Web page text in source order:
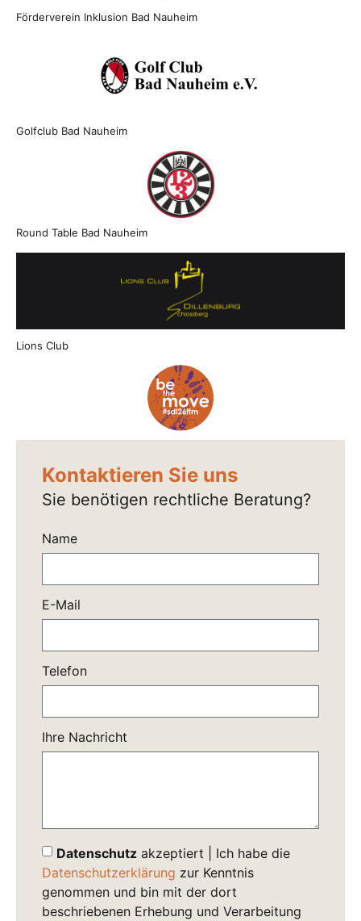
Förderverein Inklusion Bad Nauheim
Golfclub Bad Nauheim
Round Table Bad Nauheim
Lions Club
Kontaktieren Sie uns
Sie benötigen rechtliche Beratung?
Name
E-Mail
Telefon
Ihre Nachricht
Datenschutz akzeptiert | Ich habe die
Datenschutzerklärung zur Kenntnis
genommen und bin mit der dort
beschriebenen Erhebung und Verarbeitung